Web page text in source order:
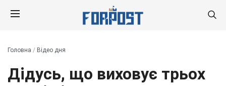
Головна / Відео дня
Дідусь, що виховує трьох